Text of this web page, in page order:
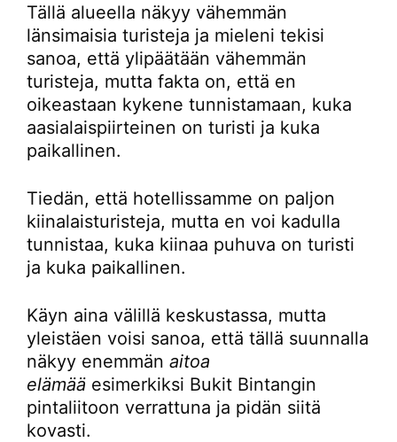
Tällä alueella näkyy vähemmän
länsimaisia turisteja ja mieleni tekisi
sanoa, että ylipäätään vähemmän
turisteja, mutta fakta on, että en
oikeastaan kykene tunnistamaan, kuka
aasialaispiirteinen on turisti ja kuka
paikallinen.
Tiedän, että hotellissamme on paljon
kiinalaisturisteja, mutta en voi kadulla
tunnistaa, kuka kiinaa puhuva on turisti
ja kuka paikallinen.
Käyn aina välillä keskustassa, mutta
yleistäen voisi sanoa, että tällä suunnalla
näkyy enemmän aitoa
elämää esimerkiksi Bukit Bintangin
pintaliitoon verrattuna ja pidän siitä
kovasti.